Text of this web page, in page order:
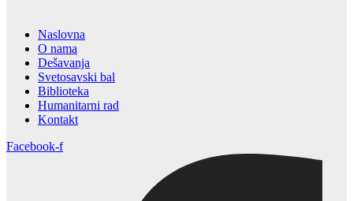
Naslovna
O nama
Dešavanja
Svetosavski bal
Biblioteka
Humanitarni rad
Kontakt
Facebook-f